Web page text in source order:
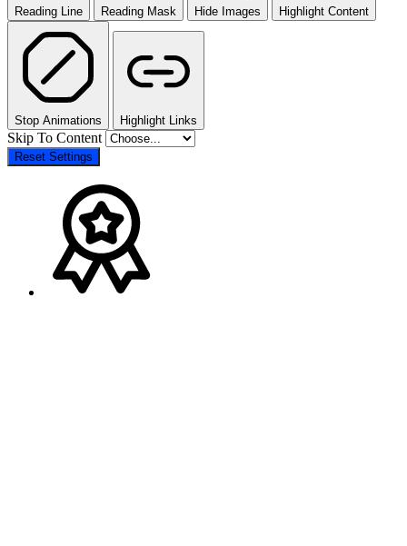
Reading Line Reading Mask Hide Images Highlight Content
Stop Animations Highlight Links
Skip To Content
Reset Settings